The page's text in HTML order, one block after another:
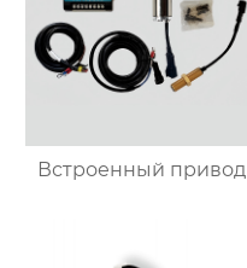
Встроенный привод